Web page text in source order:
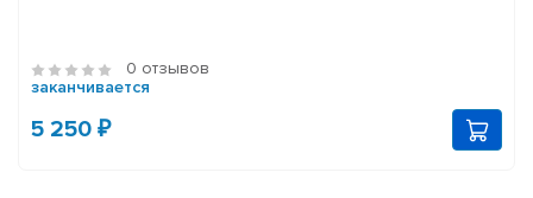
0 отзывов
заканчивается
5 250 ₽